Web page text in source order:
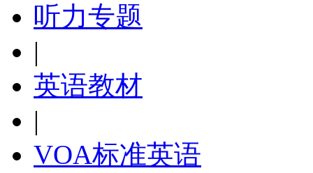
听力专题
|
英语教材
|
VOA标准英语